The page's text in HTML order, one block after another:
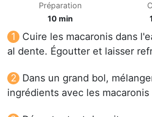
Préparation
10 min
Cuire les macaronis dans
al dente. Égoutter et laisser
Dans un grand bol,
ingrédients avec les macaronis